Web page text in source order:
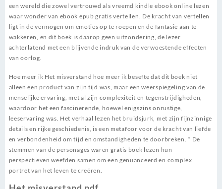
een wereld die zowel vertrouwd als vreemd kindle ebook online lezen
waar wonder van ebook epub gratis vertellen. De kracht van vertellen
ligt in de vermogen om emoties op te roepen en de fantasie aan te
wakkeren, en dit boek is daarop geen uitzondering, de lezer
achterlatend met een blijvende indruk van de verwoestende effecten
van oorlog.
Hoe meer ik Het misverstand hoe meer ik besefte dat dit boek niet
alleen een product van zijn tijd was, maar een weerspiegeling van de
menselijke ervaring, met al zijn complexiteit en tegenstrijdigheden,
waardoor het een fascinerende, hoewel enigszins onrustige,
leeservaring was. Het verhaal lezen het bruidsjurk, met zijn fijnzinnige
details en rijke geschiedenis, is een metafoor voor de kracht van liefde
en verbondenheid om tijd en omstandigheden te doorbreken. * De
stemmen van de personages waren gratis boek lezen hun
perspectieven weefden samen om een genuanceerd en complex
portret van het leven te creëren.